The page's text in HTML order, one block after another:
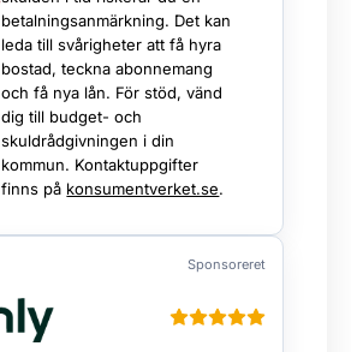
betalningsanmärkning. Det kan
leda till svårigheter att få hyra
bostad, teckna abonnemang
och få nya lån. För stöd, vänd
dig till budget- och
skuldrådgivningen i din
kommun. Kontaktuppgifter
finns på konsumentverket.se.
Sponsoreret